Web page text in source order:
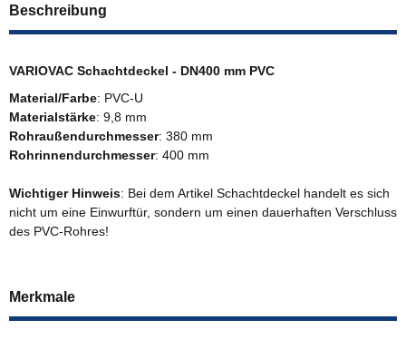
Beschreibung
VARIOVAC Schachtdeckel - DN400 mm PVC
Material/Farbe: PVC-U
Materialstärke: 9,8 mm
Rohraußendurchmesser: 380 mm
Rohrinnendurchmesser: 400 mm
Wichtiger Hinweis: Bei dem Artikel Schachtdeckel handelt es sich
nicht um eine Einwurftür, sondern um einen dauerhaften Verschluss
des PVC-Rohres!
Merkmale